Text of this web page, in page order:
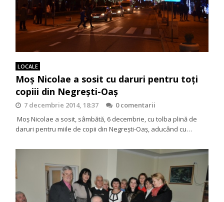
LOCALE
Moş Nicolae a sosit cu daruri pentru toți
copiii din Negreşti-Oaş
7 decembrie 2014, 18:37
0 comentarii
Moș Nicolae a sosit, sâmbătă, 6 decembrie, cu tolba plină de
daruri pentru miile de copii din Negreşti-Oaş, aducând cu…